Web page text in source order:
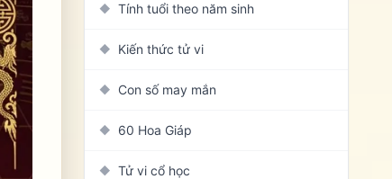
◆ Tính tuổi theo năm sinh
◆ Kiến thức tử vi
◆ Con số may mắn
◆ 60 Hoa Giáp
◆ Tử vi cổ học